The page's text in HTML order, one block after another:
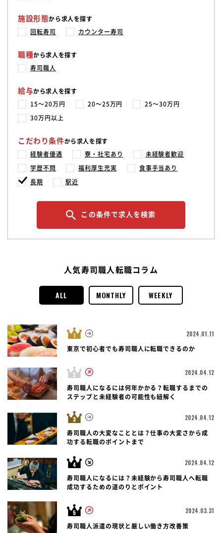
施設形態から求人を探す
回転寿司 カウンター寿司
職種から求人を探す
寿司職人
給与から求人を探す
15〜20万円 20〜25万円 25〜30万円
30万円以上
こだわり条件から求人を探す
経験者優遇 寮・社宅あり 未経験者歓迎
学歴不問 福利厚生充実 食事手当あり
長期 駅近
この条件で求人を検索
人気寿司職人転職コラム
ALL MONTHLY WEEKLY
2024.01.11
東京で初心者でも寿司職人に転職できるのか
2024.04.12
寿司職人になるには何年かかる？転職するまでの
ステップと未経験者の可能性も紐解く
2024.04.12
寿司職人の大変なこととは？仕事の大変さから成
功する転職のポイントまで
2024.04.12
寿司職人になるには？未経験から寿司職人へ転職
成功するための道のりとポイント
2024.03.31
寿司職人派遣の現状と厳しい働き方改善策